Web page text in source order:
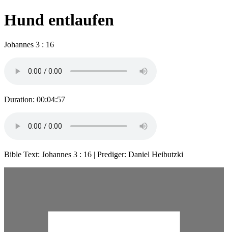
Hund entlaufen
Johannes 3 : 16
Duration: 00:04:57
Bible Text: Johannes 3 : 16 | Prediger: Daniel Heibutzki